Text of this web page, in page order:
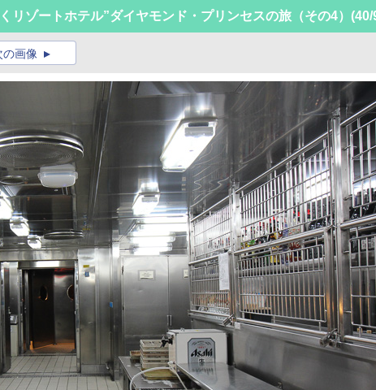
リゾートホテル”ダイヤモンド・プリンセスの旅（その4） (40/
の画像